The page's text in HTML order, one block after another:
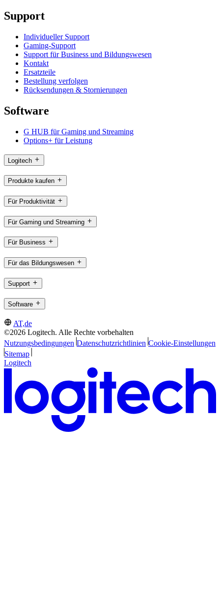
Support
Individueller Support
Gaming-Support
Support für Business und Bildungswesen
Kontakt
Ersatzteile
Bestellung verfolgen
Rücksendungen & Stornierungen
Software
G HUB für Gaming und Streaming
Options+ für Leistung
Logitech
Produkte kaufen
Für Produktivität
Für Gaming und Streaming
Für Business
Für das Bildungswesen
Support
Software
AT,de
©2026 Logitech. Alle Rechte vorbehalten
Nutzungsbedingungen Datenschutzrichtlinien Cookie-Einstellungen
Sitemap
Logitech